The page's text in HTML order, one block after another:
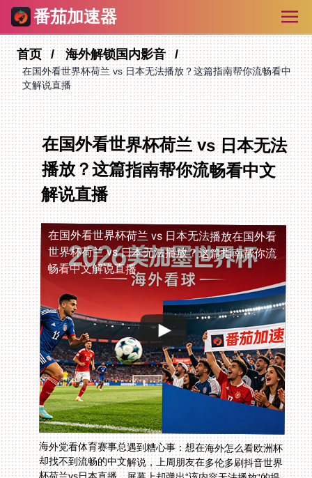
番茄加速器
首页 海外解锁国内影音
在国外看世界杯荷兰 vs 日本无法播放？这篇指南帮你流畅看中
文解说直播
在国外看世界杯荷兰 vs 日本无法
播放？这篇指南帮你流畅看中文
解说直播
在国外看世界杯荷兰 vs 日本无法播放在国外看
世界杯荷兰 vs 日本无法播放？这篇指南帮你流
畅看中文解说直播
海外党看体育赛事总遇到糟心事：想在海外怎么看欧洲杯
却找不到流畅的中文解说，上周朋友在多伦多刷抖音世界
杯荷兰vs日本直播，屏幕上却弹出“该内容无法播放”的提
示——这都是地域版权限制在搞鬼。国内直播平台（腾讯
体育、抖音、央视影音等）的体育内容只对中国大陆IP开
放，海外IP根本进不去。别慌，选对回国加速器就能解决